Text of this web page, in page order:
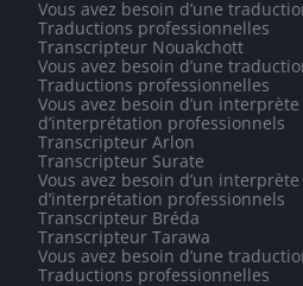
Vous avez besoin d’une
Traductions professionnelles
Transcripteur Nouakchott
Vous avez besoin d’une
Traductions professionnelles
Vous avez besoin d’un
d’interprétation professionnels
Transcripteur Arlon
Transcripteur Surate
Vous avez besoin d’un
d’interprétation professionnels
Transcripteur Bréda
Transcripteur Tarawa
Vous avez besoin d’une
Traductions professionnelles